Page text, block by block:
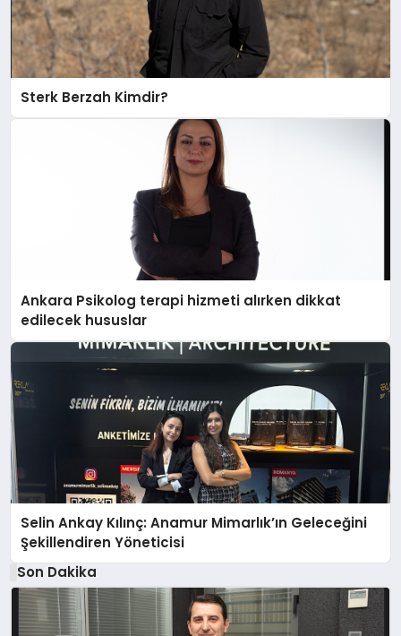
Sterk Berzah Kimdir?
Ankara Psikolog terapi hizmeti alırken dikkat
edilecek hususlar
Selin Ankay Kılınç: Anamur Mimarlık’ın Geleceğini
Şekillendiren Yöneticisi
Son Dakika